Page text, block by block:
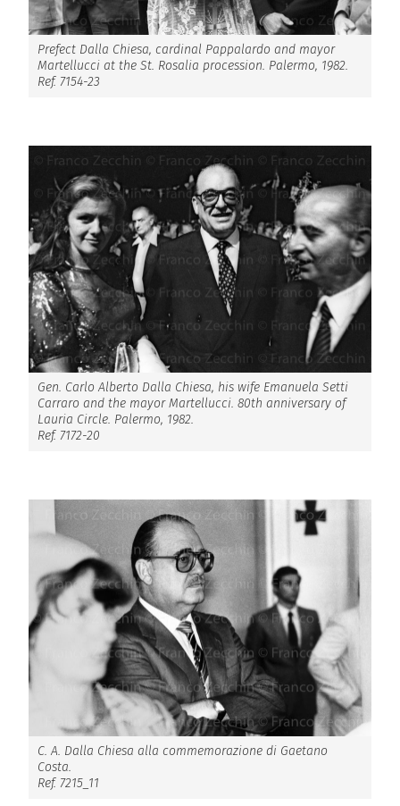
Prefect Dalla Chiesa, cardinal Pappalardo and mayor
Martellucci at the St. Rosalia procession. Palermo, 1982.
Ref. 7154-23
Gen. Carlo Alberto Dalla Chiesa, his wife Emanuela Setti
Carraro and the mayor Martellucci. 80th anniversary of
Lauria Circle. Palermo, 1982.
Ref. 7172-20
C. A. Dalla Chiesa alla commemorazione di Gaetano
Costa.
Ref. 7215_11